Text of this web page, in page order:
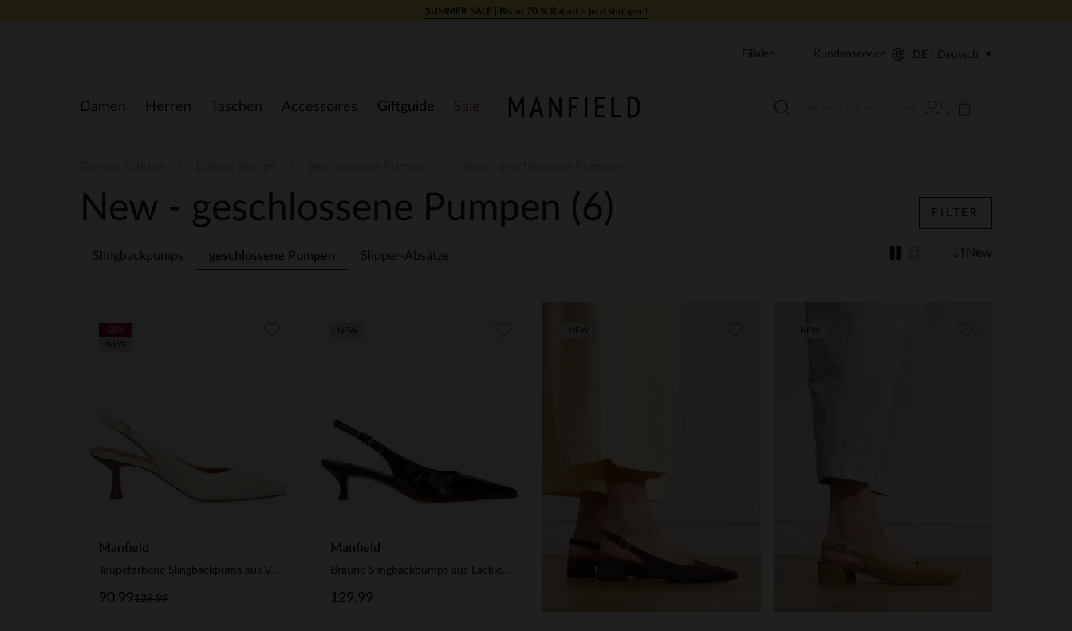
SUMMER SALE | Bis zu 70 % Rabatt – jetzt shoppen!
Damen Herren Taschen Accessoires Giftguide Sale
Filialen Kundenservice DE | Deutsch
New - geschlossene Pumpen (6)
Slingbackpumps geschlossene Pumpen Slipper-Absätze
FILTER
New
Manfield
Taupefarbene Slingbackpums aus Veloursleder
129.99
90.99
-30%
Manfield
Braune Slingbackpumps aus Lackleder
129.99